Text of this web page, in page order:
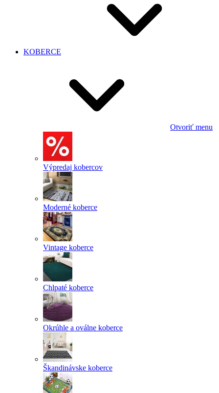
KOBERCE
Otvoriť menu
Výpredaj kobercov
Moderné koberce
Vintage koberce
Chlpaté koberce
Okrúhle a oválne koberce
Škandinávske koberce